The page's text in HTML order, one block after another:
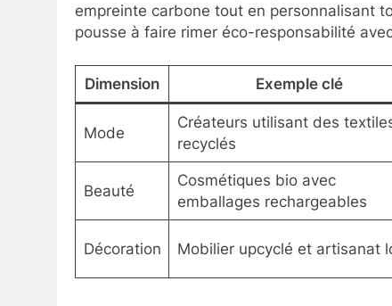
empreinte carbone tout en personnalisant
pousse à faire rimer éco-responsabilité
Dimension Exemple clé
Mode
Créateurs utilisant des
recyclés
Beauté
Cosmétiques bio avec
emballages rechargeables
Décoration Mobilier upcyclé et artisanat